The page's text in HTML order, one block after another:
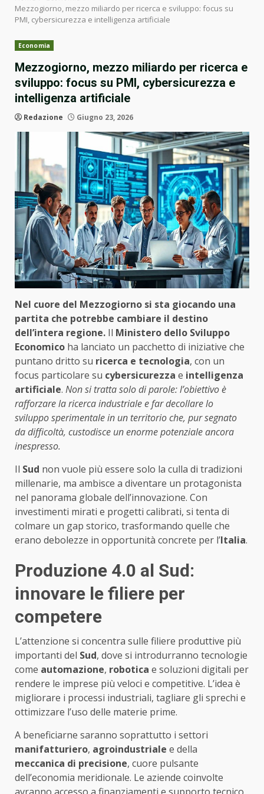
Mezzogiorno, mezzo miliardo per ricerca e sviluppo: focus su
PMI, cybersicurezza e intelligenza artificiale
Economia
Mezzogiorno, mezzo miliardo per ricerca e
sviluppo: focus su PMI, cybersicurezza e
intelligenza artificiale
Redazione Giugno 23, 2026
Nel cuore del Mezzogiorno si sta giocando una
partita che potrebbe cambiare il destino
dell’intera regione. Il Ministero dello Sviluppo
Economico ha lanciato un pacchetto di iniziative che
puntano dritto su ricerca e tecnologia, con un
focus particolare su cybersicurezza e intelligenza
artificiale. Non si tratta solo di parole: l’obiettivo è
rafforzare la ricerca industriale e far decollare lo
sviluppo sperimentale in un territorio che, pur segnato
da difficoltà, custodisce un enorme potenziale ancora
inespresso.
Il Sud non vuole più essere solo la culla di tradizioni
millenarie, ma ambisce a diventare un protagonista
nel panorama globale dell’innovazione. Con
investimenti mirati e progetti calibrati, si tenta di
colmare un gap storico, trasformando quelle che
erano debolezze in opportunità concrete per l’Italia.
Produzione 4.0 al Sud:
innovare le filiere per
competere
L’attenzione si concentra sulle filiere produttive più
importanti del Sud, dove si introdurranno tecnologie
come automazione, robotica e soluzioni digitali per
rendere le imprese più veloci e competitive. L’idea è
migliorare i processi industriali, tagliare gli sprechi e
ottimizzare l’uso delle materie prime.
A beneficiarne saranno soprattutto i settori
manifatturiero, agroindustriale e della
meccanica di precisione, cuore pulsante
dell’economia meridionale. Le aziende coinvolte